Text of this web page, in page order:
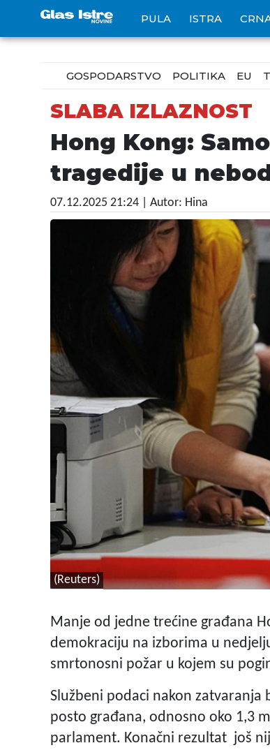
PULA ISTRA
GOSPODARSTVO POLITIKA EU
SLABA IZLAZNOST
Hong Kong:
tragedije u
07.12.2025 21:24 | Autor: Hina
(Reuters)
Manje od jedne trećine građana
demokraciju na izborima u
smrtonosni požar u kojem su
Službeni podaci nakon zatvaranja
posto građana, odnosno oko 1,3
parlament. Konačni rezultat još